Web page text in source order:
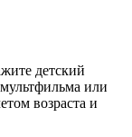
детский
или
возраста и